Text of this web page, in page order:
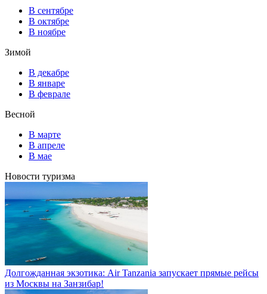
В сентябре
В октябре
В ноябре
Зимой
В декабре
В январе
В феврале
Весной
В марте
В апреле
В мае
Новости туризма
Долгожданная экзотика: Air Tanzania запускает прямые рейсы
из Москвы на Занзибар!